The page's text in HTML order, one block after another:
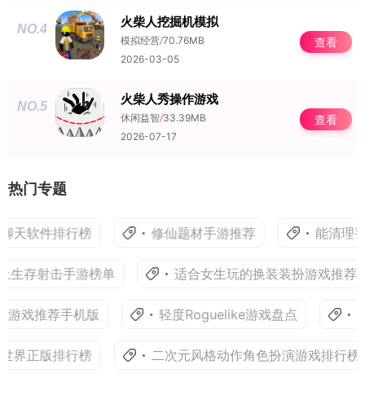
NO.4 火柴人挖掘机模拟
模拟经营/70.76MB
2026-03-05
查看
NO.5 火柴人秀操作游戏
休闲益智/33.39MB
2026-07-17
查看
热门专题
天软件排行榜 修仙题材手游推荐 能清理
生存射击手游榜单 适合女生玩的换装装扮游戏推荐
戏推荐手机版 轻度Roguelike游戏盘点
界正版排行榜 二次元风格动作角色扮演游戏排行榜